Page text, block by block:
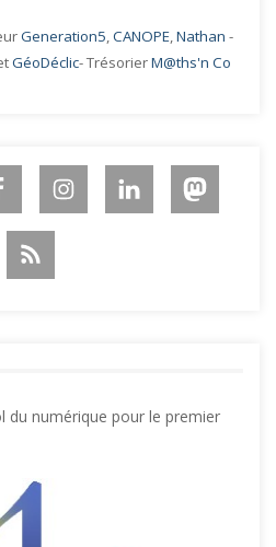
Generation5,CANOPE,Nathan -
GéoDéclic- TrésorierM@ths'n Co
du numérique pour le premier